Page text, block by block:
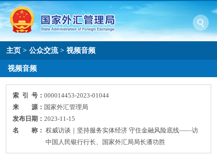
主页 >公众交流>视频音频
视频音频
索 引 号：000014453-2023-01044
来 源： 国家外汇管理局
发布日期：2023-11-15
名 称： 权威访谈｜坚持服务实体经济 守住金融风险底线——访
中国人民银行行长、国家外汇局局长潘功胜